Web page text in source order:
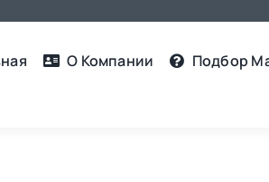
О Компании Подбор